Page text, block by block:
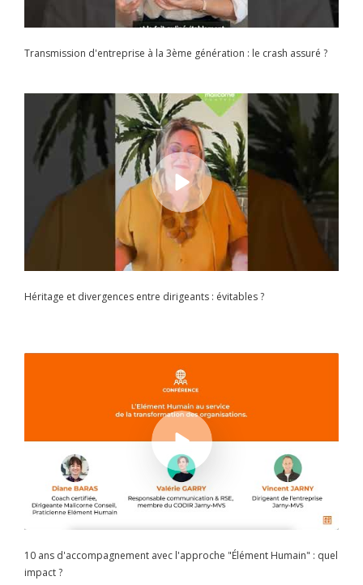
Transmission d'entreprise à la 3ème génération : le crash assuré ?
Héritage et divergences entre dirigeants : évitables ?
10 ans d'accompagnement avec l'approche "Élément Humain" : quel
impact ?